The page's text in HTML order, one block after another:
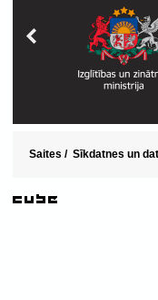
Saites / Sīkdatnes un